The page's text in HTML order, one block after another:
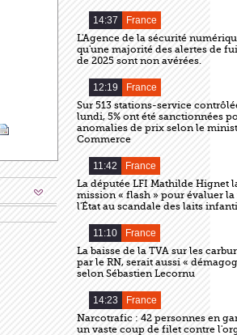
14:37
France
L'Agence de la sécurité
qu'une majorité des alertes de
de 2025 sont non avérées.
12:19
France
Sur 513 stations-service
lundi, 5% ont été sanctionnées
anomalies de prix selon le
Commerce
11:42
France
La députée LFI Mathilde Hignet
mission « flash » pour évaluer la
l'État au scandale des laits
11:10
France
La baisse de la TVA sur les
par le RN, serait aussi «
selon Sébastien Lecornu
14:23
France
Narcotrafic : 42 personnes en
un vaste coup de filet contre